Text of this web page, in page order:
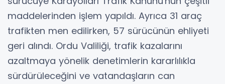
maddelerinden işlem yapıldı. Ayrıca 31 araç
trafikten men edilirken, 57 sürücünün ehliyeti
geri alındı. Ordu Valiliği, trafik kazalarını
azaltmaya yönelik denetimlerin kararlılıkla
sürdürüleceğini ve vatandaşların can